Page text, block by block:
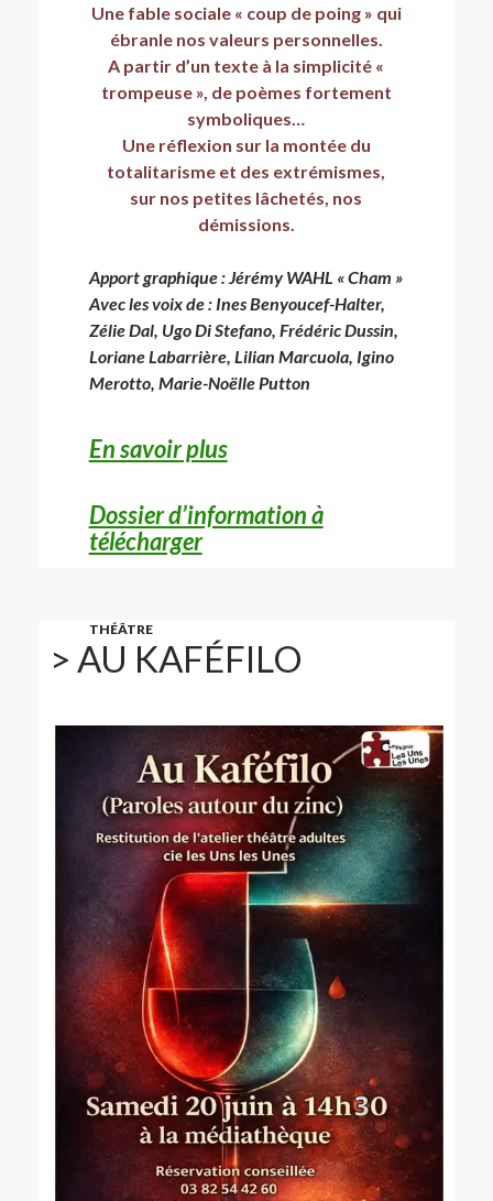
Une fable sociale « coup de poing » qui
ébranle nos valeurs personnelles.
A partir d’un texte à la simplicité «
trompeuse », de poèmes fortement
symboliques…
Une réflexion sur la montée du
totalitarisme et des extrémismes,
sur nos petites lâchetés, nos
démissions.
Apport graphique : Jérémy WAHL « Cham »
Avec les voix de : Ines Benyoucef-Halter,
Zélie Dal, Ugo Di Stefano, Frédéric Dussin,
Loriane Labarrière, Lilian Marcuola, Igino
Merotto, Marie-Noëlle Putton
En savoir plus
Dossier d’information à
télécharger
THÉÂTRE
> AU KAFÉFILO